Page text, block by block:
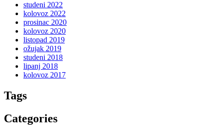
studeni 2022
kolovoz 2022
prosinac 2020
kolovoz 2020
listopad 2019
ožujak 2019
studeni 2018
lipanj 2018
kolovoz 2017
Tags
Categories